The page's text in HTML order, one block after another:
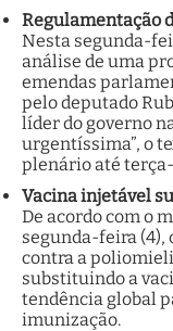
Regulamentação
Nesta segunda-
análise de uma
emendas
pelo deputado
líder do governo
urgentíssima”, o
plenário até
Vacina injetável
De acordo com o
segunda-feira (4),
contra a
substituindo a
tendência global
imunização.